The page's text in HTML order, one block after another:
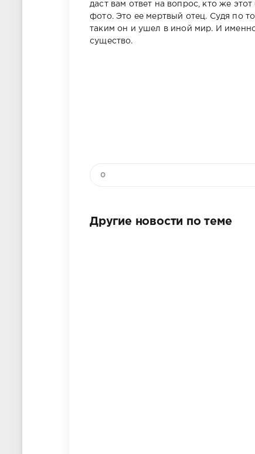
даст вам ответ на вопрос, кто же
фото. Это ее мертвый отец. Судя по
таким он и ушел в иной мир. И
существо.
0
Другие новости по теме